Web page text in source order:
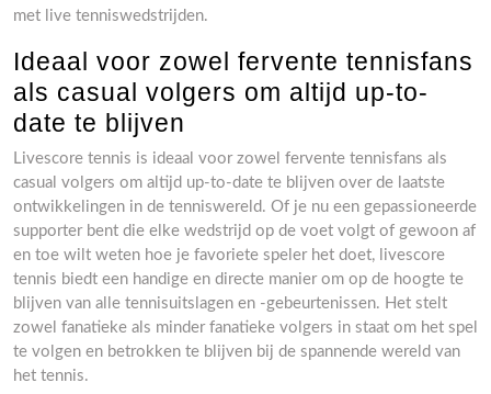
met live tenniswedstrijden.
Ideaal voor zowel fervente tennisfans
als casual volgers om altijd up-to-
date te blijven
Livescore tennis is ideaal voor zowel fervente tennisfans als
casual volgers om altijd up-to-date te blijven over de laatste
ontwikkelingen in de tenniswereld. Of je nu een gepassioneerde
supporter bent die elke wedstrijd op de voet volgt of gewoon af
en toe wilt weten hoe je favoriete speler het doet, livescore
tennis biedt een handige en directe manier om op de hoogte te
blijven van alle tennisuitslagen en -gebeurtenissen. Het stelt
zowel fanatieke als minder fanatieke volgers in staat om het spel
te volgen en betrokken te blijven bij de spannende wereld van
het tennis.